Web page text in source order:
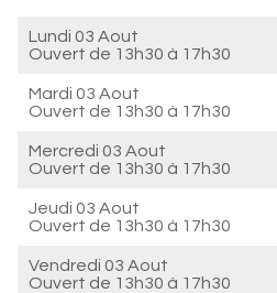
Lundi 03 Aout
Ouvert de 13h30 à 17h30
Mardi 03 Aout
Ouvert de 13h30 à 17h30
Mercredi 03 Aout
Ouvert de 13h30 à 17h30
Jeudi 03 Aout
Ouvert de 13h30 à 17h30
Vendredi 03 Aout
Ouvert de 13h30 à 17h30